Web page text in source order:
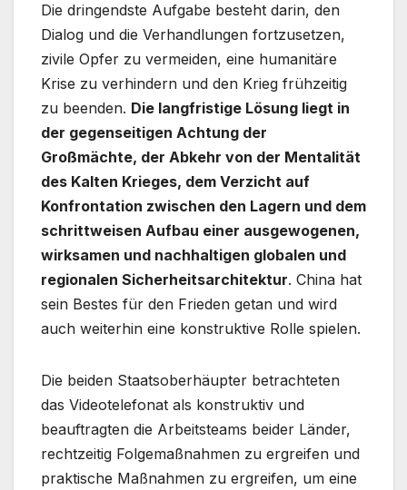
Die dringendste Aufgabe besteht darin, den
Dialog und die Verhandlungen fortzusetzen,
zivile Opfer zu vermeiden, eine humanitäre
Krise zu verhindern und den Krieg frühzeitig
zu beenden. Die langfristige Lösung liegt in
der gegenseitigen Achtung der
Großmächte, der Abkehr von der Mentalität
des Kalten Krieges, dem Verzicht auf
Konfrontation zwischen den Lagern und dem
schrittweisen Aufbau einer ausgewogenen,
wirksamen und nachhaltigen globalen und
regionalen Sicherheitsarchitektur. China hat
sein Bestes für den Frieden getan und wird
auch weiterhin eine konstruktive Rolle spielen.
Die beiden Staatsoberhäupter betrachteten
das Videotelefonat als konstruktiv und
beauftragten die Arbeitsteams beider Länder,
rechtzeitig Folgemaßnahmen zu ergreifen und
praktische Maßnahmen zu ergreifen, um eine